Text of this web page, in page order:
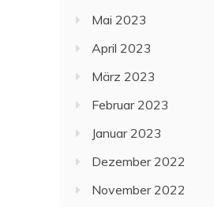
Mai 2023
April 2023
März 2023
Februar 2023
Januar 2023
Dezember 2022
November 2022